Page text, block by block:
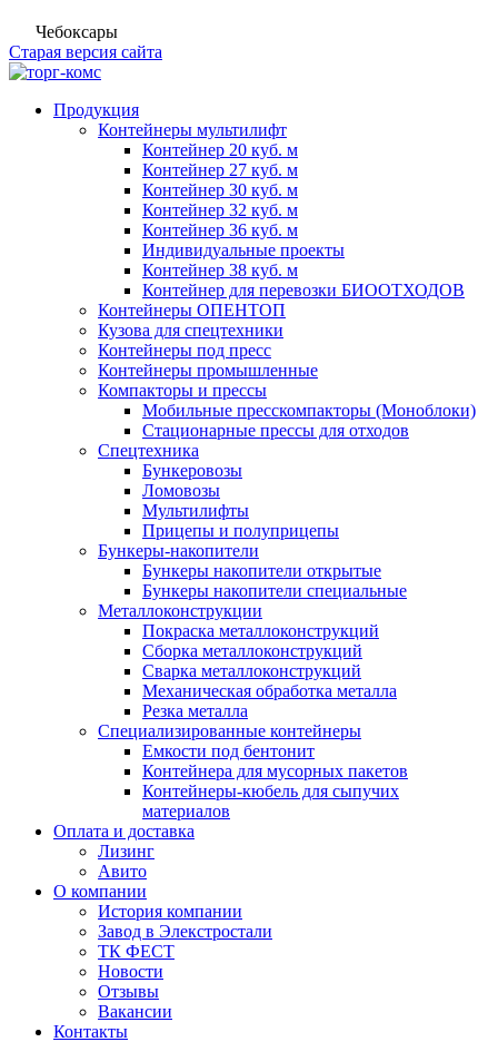
Чебоксары
Старая версия сайта
Продукция
Контейнеры мультилифт
Контейнер 20 куб. м
Контейнер 27 куб. м
Контейнер 30 куб. м
Контейнер 32 куб. м
Контейнер 36 куб. м
Индивидуальные проекты
Контейнер 38 куб. м
Контейнер для перевозки БИООТХОДОВ
Контейнеры ОПЕНТОП
Кузова для спецтехники
Контейнеры под пресс
Контейнеры промышленные
Компакторы и прессы
Мобильные пресскомпакторы (Моноблоки)
Стационарные прессы для отходов
Спецтехника
Бункеровозы
Ломовозы
Мультилифты
Прицепы и полуприцепы
Бункеры-накопители
Бункеры накопители открытые
Бункеры накопители специальные
Металлоконструкции
Покраска металлоконструкций
Сборка металлоконструкций
Сварка металлоконструкций
Механическая обработка металла
Резка металла
Специализированные контейнеры
Емкости под бентонит
Контейнера для мусорных пакетов
Контейнеры-кюбель для сыпучих
материалов
Оплата и доставка
Лизинг
Авито
О компании
История компании
Завод в Элекстростали
ТК ФЕСТ
Новости
Отзывы
Вакансии
Контакты